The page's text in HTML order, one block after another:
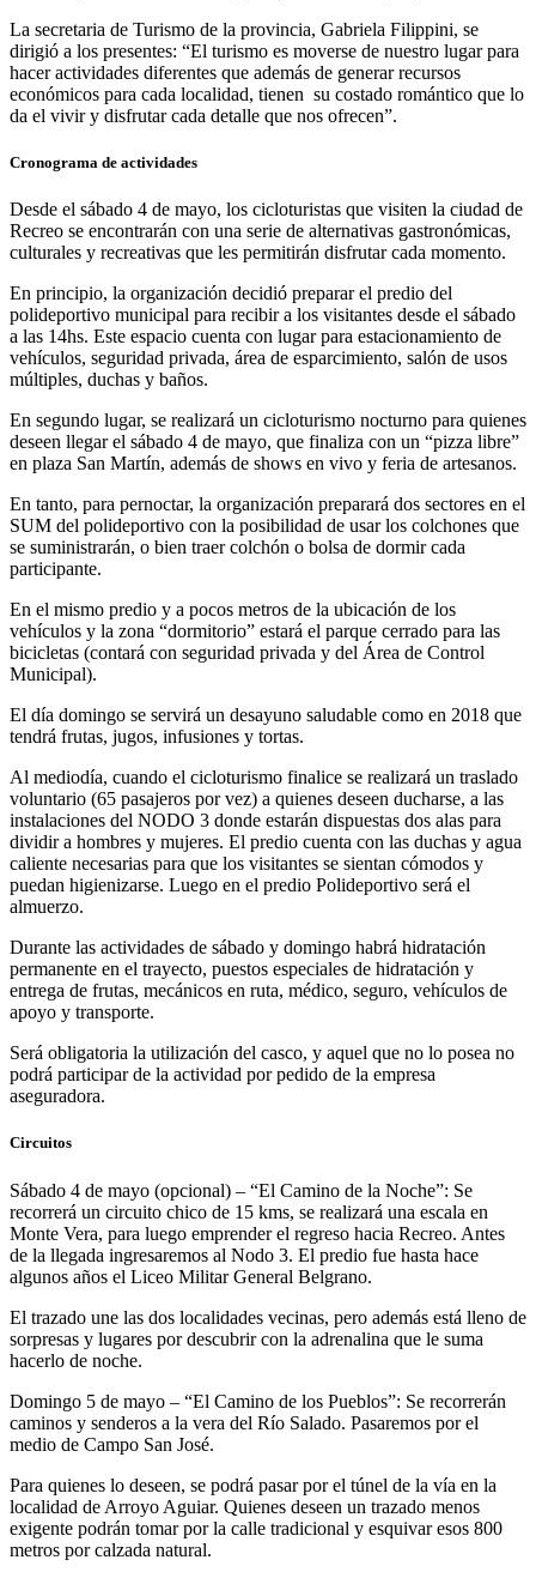
La secretaria de Turismo de la provincia, Gabriela Filippini, se
dirigió a los presentes: “El turismo es moverse de nuestro lugar para
hacer actividades diferentes que además de generar recursos
económicos para cada localidad, tienen su costado romántico que lo
da el vivir y disfrutar cada detalle que nos ofrecen”.
Cronograma de actividades
Desde el sábado 4 de mayo, los cicloturistas que visiten la ciudad de
Recreo se encontrarán con una serie de alternativas gastronómicas,
culturales y recreativas que les permitirán disfrutar cada momento.
En principio, la organización decidió preparar el predio del
polideportivo municipal para recibir a los visitantes desde el sábado
a las 14hs. Este espacio cuenta con lugar para estacionamiento de
vehículos, seguridad privada, área de esparcimiento, salón de usos
múltiples, duchas y baños.
En segundo lugar, se realizará un cicloturismo nocturno para quienes
deseen llegar el sábado 4 de mayo, que finaliza con un “pizza libre”
en plaza San Martín, además de shows en vivo y feria de artesanos.
En tanto, para pernoctar, la organización preparará dos sectores en el
SUM del polideportivo con la posibilidad de usar los colchones que
se suministrarán, o bien traer colchón o bolsa de dormir cada
participante.
En el mismo predio y a pocos metros de la ubicación de los
vehículos y la zona “dormitorio” estará el parque cerrado para las
bicicletas (contará con seguridad privada y del Área de Control
Municipal).
El día domingo se servirá un desayuno saludable como en 2018 que
tendrá frutas, jugos, infusiones y tortas.
Al mediodía, cuando el cicloturismo finalice se realizará un traslado
voluntario (65 pasajeros por vez) a quienes deseen ducharse, a las
instalaciones del NODO 3 donde estarán dispuestas dos alas para
dividir a hombres y mujeres. El predio cuenta con las duchas y agua
caliente necesarias para que los visitantes se sientan cómodos y
puedan higienizarse. Luego en el predio Polideportivo será el
almuerzo.
Durante las actividades de sábado y domingo habrá hidratación
permanente en el trayecto, puestos especiales de hidratación y
entrega de frutas, mecánicos en ruta, médico, seguro, vehículos de
apoyo y transporte.
Será obligatoria la utilización del casco, y aquel que no lo posea no
podrá participar de la actividad por pedido de la empresa
aseguradora.
Circuitos
Sábado 4 de mayo (opcional) – “El Camino de la Noche”: Se
recorrerá un circuito chico de 15 kms, se realizará una escala en
Monte Vera, para luego emprender el regreso hacia Recreo. Antes
de la llegada ingresaremos al Nodo 3. El predio fue hasta hace
algunos años el Liceo Militar General Belgrano.
El trazado une las dos localidades vecinas, pero además está lleno de
sorpresas y lugares por descubrir con la adrenalina que le suma
hacerlo de noche.
Domingo 5 de mayo – “El Camino de los Pueblos”: Se recorrerán
caminos y senderos a la vera del Río Salado. Pasaremos por el
medio de Campo San José.
Para quienes lo deseen, se podrá pasar por el túnel de la vía en la
localidad de Arroyo Aguiar. Quienes deseen un trazado menos
exigente podrán tomar por la calle tradicional y esquivar esos 800
metros por calzada natural.